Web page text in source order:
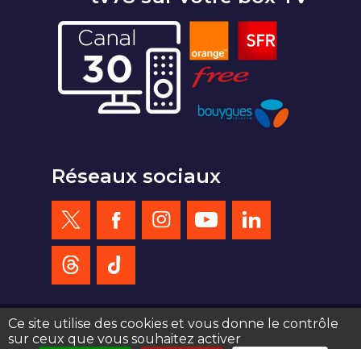
Réseaux sociaux
création site web : agence de communication Serious Team 360°
Ce site utilise des cookies et vous donne le contrôle
sur ceux que vous souhaitez activer